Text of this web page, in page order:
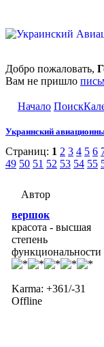
Добро пожаловать,
Вам не пришло
Начало Поиск
Украинский
Страниц: 1 2 3 4 5 6
49 50 51 52 53 54 55
Автор
вершок
красота - высшая
степень
функциональности
Karma: +361/-31
Offline